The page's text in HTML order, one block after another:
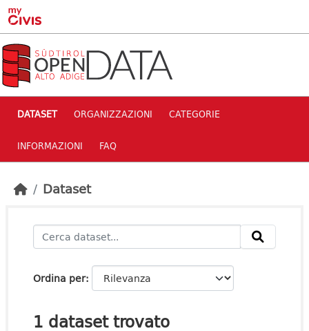
Skip to main content
DATASET ORGANIZZAZIONI CATEGORIE
INFORMAZIONI FAQ
Dataset
Ordina per
1 dataset trovato